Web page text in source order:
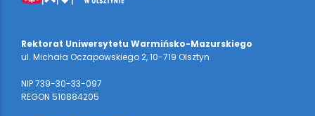
Rektorat Uniwersytetu Warmińsko-Mazurskiego
ul. Michała Oczapowskiego 2, 10-719 Olsztyn
NIP 739-30-33-097
REGON 510884205